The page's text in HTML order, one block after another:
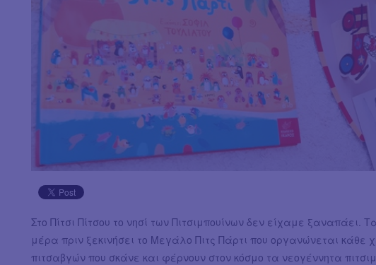
Στο Πίτσι Πίτσου το νησί των Πιτσιμπουίνων δεν είχαμε
μέρα πριν ξεκινήσει το Μεγάλο Πιτς Πάρτι που οργανώνεται κάθε
πιτσαβγών που σκάνε και φέρνουν στον κόσμο τα νεογέννητα